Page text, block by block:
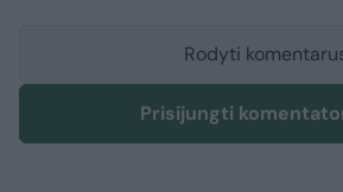
Rodyti
Prisijungti